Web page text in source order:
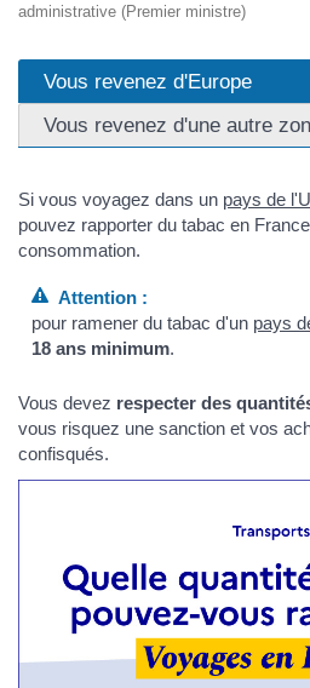
administrative (Premier ministre)
Vous revenez d'Europe
Vous revenez d'une autre
Si vous voyagez dans un pays de
pouvez rapporter du tabac en
consommation.
Attention :
pour ramener du tabac d'un pays
18 ans minimum.
Vous devez respecter des
vous risquez une sanction et vos
confisqués.